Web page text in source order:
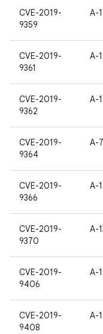
CVE-2019-
9359
A-
CVE-2019-
9361
A-
CVE-2019-
9362
A-
CVE-2019-
9364
A-
CVE-2019-
9366
A-
CVE-2019-
9370
A-
CVE-2019-
9406
A-
CVE-2019-
9408
A-